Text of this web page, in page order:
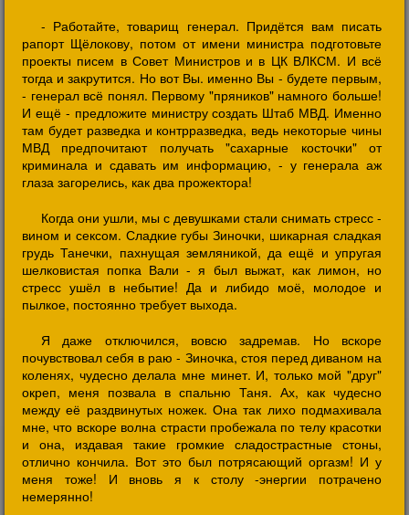
- Работайте, товарищ генерал. Придётся вам писать
рапорт Щёлокову, потом от имени министра подготовьте
проекты писем в Совет Министров и в ЦК ВЛКСМ. И всё
тогда и закрутится. Но вот Вы. именно Вы - будете первым,
- генерал всё понял. Первому "пряников" намного больше!
И ещё - предложите министру создать Штаб МВД. Именно
там будет разведка и контрразведка, ведь некоторые чины
МВД предпочитают получать "сахарные косточки" от
криминала и сдавать им информацию, - у генерала аж
глаза загорелись, как два прожектора!
Когда они ушли, мы с девушками стали снимать стресс -
вином и сексом. Сладкие губы Зиночки, шикарная сладкая
грудь Танечки, пахнущая земляникой, да ещё и упругая
шелковистая попка Вали - я был выжат, как лимон, но
стресс ушёл в небытие! Да и либидо моё, молодое и
пылкое, постоянно требует выхода.
Я даже отключился, вовсю задремав. Но вскоре
почувствовал себя в раю - Зиночка, стоя перед диваном на
коленях, чудесно делала мне минет. И, только мой "друг"
окреп, меня позвала в спальню Таня. Ах, как чудесно
между её раздвинутых ножек. Она так лихо подмахивала
мне, что вскоре волна страсти пробежала по телу красотки
и она, издавая такие громкие сладострастные стоны,
отлично кончила. Вот это был потрясающий оргазм! И у
меня тоже! И вновь я к столу -энергии потрачено
немерянно!